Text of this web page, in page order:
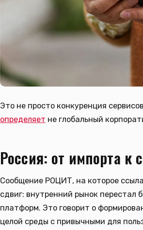
Это не просто конкуренция
определяет не глобальный
Россия: от импорта к
Сообщение РОЦИТ, на которое
сдвиг: внутренний рынок перестал
платформ. Это говорит о
целой среды с привычными для